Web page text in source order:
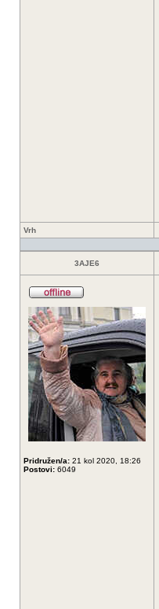
Vrh
3AJE6
Pridružen/a: 21 kol 2020, 18:26
Postovi: 6049